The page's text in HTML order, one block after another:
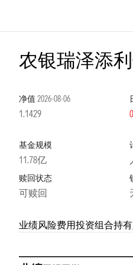
农银瑞泽添
净值 2026-08-06
1.1429
基金规模
11.78亿
赎回状态
可赎回
业绩风险费用投资组合持